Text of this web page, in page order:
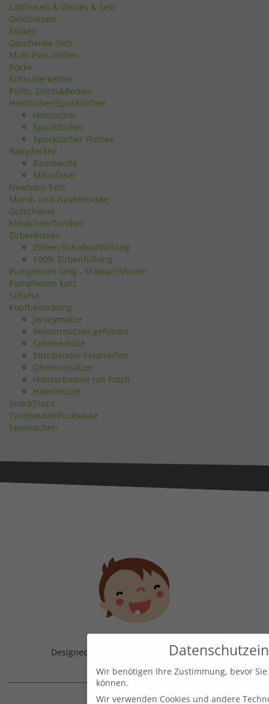
Latzhosen & Oncies & Sets
Geldbörsen
Socken
Geschenke-Sets
Muki-Pass-Hüllen
Röcke
Schnullerketten
Pullis, Shirts&Bodies
Halstücher/Spucktücher
Halstücher
Spucktücher
Spucktücher Frottee
Babydecken
Baumwolle
Mikrofaser
Newborn Sets
Mund- und Nasenmaske
Gutscheine
Kleidchen/Tuniken
Zirbenkissen
Zirben/Schafwollfüllung
100% Zirbenfüllung
Pumphosen lang - Mitwachshosen
Pumphosen kurz
Schuhe
Kopfbedeckung
Jerseymütze
Wintermützen gefüttert
Sommerhüte
Stirnbänder/Haarreifen
Ohrenschützer
Hipsterbeanie mit Patch
Häkelmütze
SnackTraps
Turnbeutel/Rucksäcke
Spielsachen
Designed & Handmade with in Austria!
Wir benötigen Ihre Zustimmung, bevor
können.
Wir verwenden Cookies und andere